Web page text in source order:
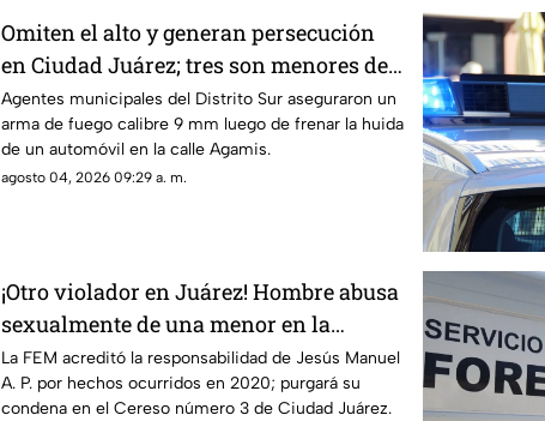
Omiten el alto y generan persecución
en Ciudad Juárez; tres son menores de
edad
Agentes municipales del Distrito Sur aseguraron un
arma de fuego calibre 9 mm luego de frenar la huida
de un automóvil en la calle Agamis.
agosto 04, 2026 09:29 a. m.
¡Otro violador en Juárez! Hombre abusa
sexualmente de una menor en la
Revolución Mexicana
La FEM acreditó la responsabilidad de Jesús Manuel
A. P. por hechos ocurridos en 2020; purgará su
condena en el Cereso número 3 de Ciudad Juárez.